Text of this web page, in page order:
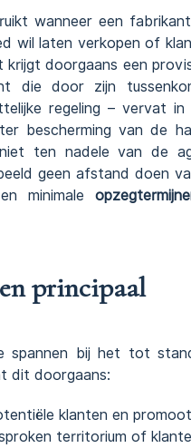
wanneer een
wil laten verkopen of
doorgaans een
die door zijn
regeling – vervat
bescherming van de
ten nadele van de
geen afstand doen
minimale
principaal
spannen bij het tot
dit doorgaans:
klanten en
territorium of